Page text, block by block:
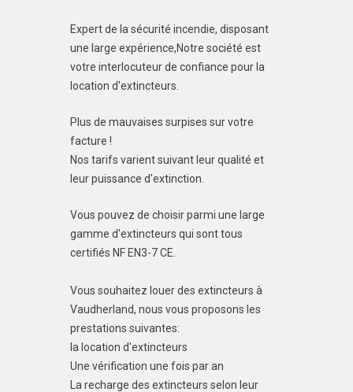
Expert de la sécurité incendie, disposant
une large expérience,Notre société est
votre interlocuteur de confiance pour la
location d'extincteurs.
Plus de mauvaises surpises sur votre
facture !
Nos tarifs varient suivant leur qualité et
leur puissance d'extinction.
Vous pouvez de choisir parmi une large
gamme d'extincteurs qui sont tous
certifiés NF EN3-7 CE.
Vous souhaitez louer des extincteurs à
Vaudherland, nous vous proposons les
prestations suivantes:
la location d'extincteurs
Une vérification une fois par an
La recharge des extincteurs selon leur